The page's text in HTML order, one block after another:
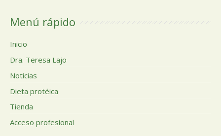
Menú rápido
Inicio
Dra. Teresa Lajo
Noticias
Dieta protéica
Tienda
Acceso profesional